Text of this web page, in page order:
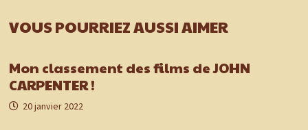
VOUS POURRIEZ AUSSI AIMER
Mon classement des films de JOHN
CARPENTER !
20 janvier 2022